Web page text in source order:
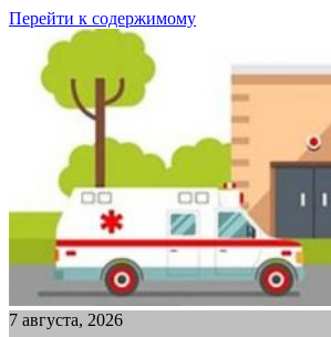
Перейти к содержимому
7 августа, 2026